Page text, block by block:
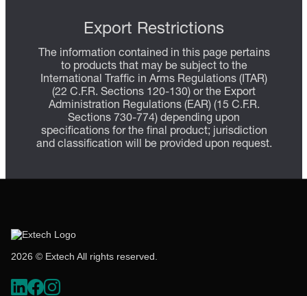
Export Restrictions
The information contained in this page pertains
to products that may be subject to the
International Traffic in Arms Regulations (ITAR)
(22 C.F.R. Sections 120-130) or the Export
Administration Regulations (EAR) (15 C.F.R.
Sections 730-774) depending upon
specifications for the final product; jurisdiction
and classification will be provided upon request.
2026 © Extech All rights reserved.